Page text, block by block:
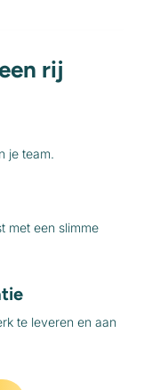
rij
je team.
met een slimme
te leveren en aan